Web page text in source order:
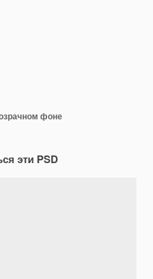
фоне
эти PSD